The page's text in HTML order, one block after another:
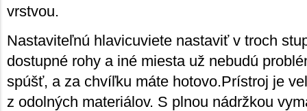
vrstvou.
Nastaviteľnú hlavicuviete nastaviť v troch
dostupné rohy a iné miesta už nebudú
spúšť, a za chvíľku máte hotovo.Prístroj je
z odolných materiálov. S plnou nádržkou